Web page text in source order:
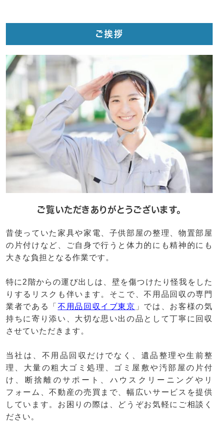
ご挨拶
ご覧いただきありがとうございます。
昔使っていた家具や家電、子供部屋の整理、物置部屋
の片付けなど、ご自身で行うと体力的にも精神的にも
大きな負担となる作業です。
特に2階からの運び出しは、壁を傷つけたり怪我をした
りするリスクも伴います。そこで、不用品回収の専門
業者である「 不用品回収イブ東京 」では、お客様の気
持ちに寄り添い、大切な思い出の品として丁寧に回収
させていただきます。
当社は、不用品回収だけでなく、遺品整理や生前整
理、大量の粗大ゴミ処理、ゴミ屋敷や汚部屋の片付
け、断捨離のサポート、ハウスクリーニングやリ
フォーム、不動産の売買まで、幅広いサービスを提供
しています。お困りの際は、どうぞお気軽にご相談く
ださい。